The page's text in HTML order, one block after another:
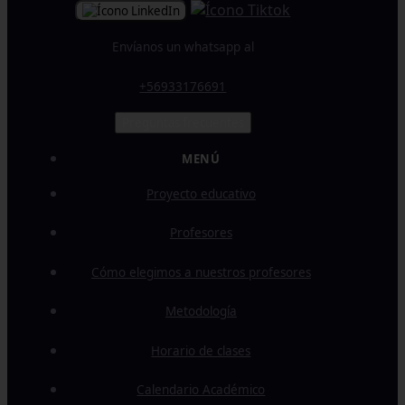
Envíanos un whatsapp al
+56933176691
MENÚ
Proyecto educativo
Profesores
Cómo elegimos a nuestros profesores
Metodología
Horario de clases
Calendario Académico